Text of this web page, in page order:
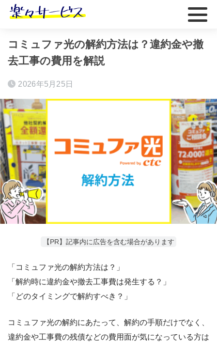
ホーム おすすめ
コミュファ光の解約方法は？違約金や撤
去工事の費用を解説
2026年5月25日
【PR】記事内に広告を含む場合があります
「コミュファ光の解約方法は？」
「解約時に違約金や撤去工事費は発生する？」
「どのタイミングで解約すべき？」
コミュファ光の解約にあたって、解約の手順だけでなく、
違約金や工事費の残債などの費用面が気になっている方は